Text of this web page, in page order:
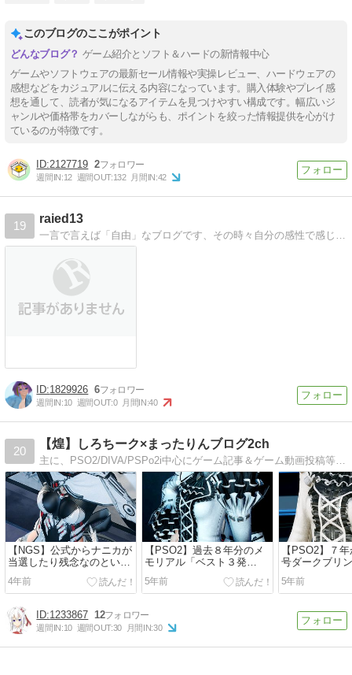
このブログのここがポイント
ゲーム紹介とソフト＆ハードの新情報中心
ゲームやソフトウェアの最新セール情報や実操レビュー、ハードウェアの
感想などをカジュアルに伝える内容になっています。購入体験やプレイ感
想を通して、読者が気になるアイテムを見つけやすい構成です。幅広いジ
ャンルや価格帯をカバーしながらも、ポイントを絞った情報提供を心がけ
ているのが特徴です。
2127719 2
週間IN:12 週間OUT:132 月間IN:42
19
raied13
一言で言えば「自由」なブログです、その時々自分の感性で感じた事等を綴っています、気が向いたら見てみては、いかがでしょうか？
1829926 6
週間IN:10 週間OUT:0 月間IN:40
20
【煌】しろちーク×まったりんブログ2ch
主に、PSO2/DIVA/PSPo2i中心にゲーム記事＆ゲーム動画投稿等書きます。たまには料理、スポーツ、日常生活等のリアルな出来事も書きますが、週に１，２回…
【NGS】公式からナニカが
当選したり残念なのといろ
いろと
4年前
【PSO2】過去８年分のメ
モリアル「ベスト３発
表！」
5年前
【PSO2】７
号ダークブリ
得！！
5年前
1233867 12
週間IN:10 週間OUT:30 月間IN:30